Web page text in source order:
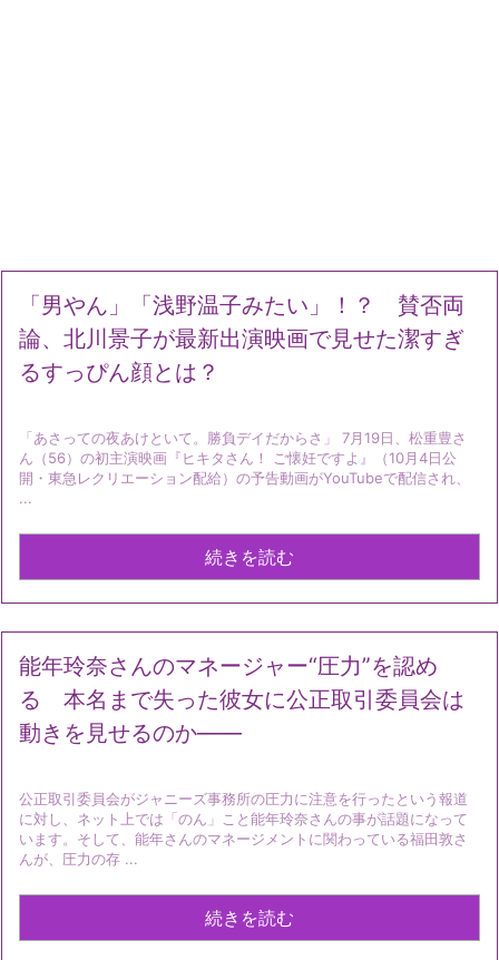
「男やん」「浅野温子みたい」！？ 賛否両
論、北川景子が最新出演映画で見せた潔すぎ
るすっぴん顔とは？
「あさっての夜あけといて。勝負デイだからさ」 7月19日、松重豊さ
ん（56）の初主演映画『ヒキタさん！ ご懐妊ですよ』（10月4日公
開・東急レクリエーション配給）の予告動画がYouTubeで配信され、
...
続きを読む
能年玲奈さんのマネージャー“圧力”を認め
る 本名まで失った彼女に公正取引委員会は
動きを見せるのか――
公正取引委員会がジャニーズ事務所の圧力に注意を行ったという報道
に対し、ネット上では「のん」こと能年玲奈さんの事が話題になって
います。そして、能年さんのマネージメントに関わっている福田敦さ
んが、圧力の存 ...
続きを読む